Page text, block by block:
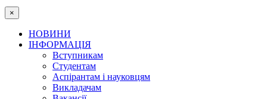
×
НОВИНИ
ІНФОРМАЦІЯ
Вступникам
Студентам
Аспірантам і науковцям
Викладачам